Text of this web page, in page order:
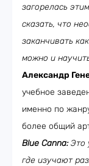
загорелась
сказать, что
заканчивать
можно и
Александр
учебное
именно по
более общий
Blue Canna: Это
где изучают